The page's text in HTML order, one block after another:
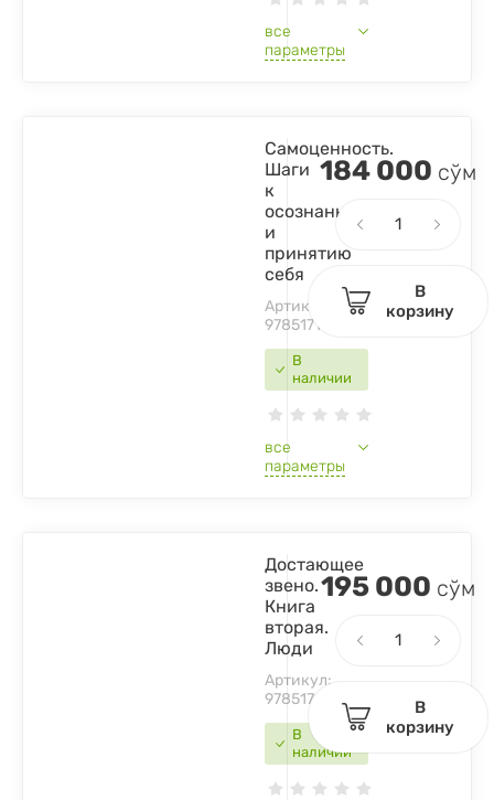
все
параметры
В
наличии
Самоценность.
Шаги
к
осознанности
и
принятию
себя
Артикул:
9785171535568
все
параметры
184 000 сўм
В
корзину
В
наличии
Достающее
звено.
Книга
вторая.
Люди
Артикул:
9785171370763
195 000 сўм
В
корзину